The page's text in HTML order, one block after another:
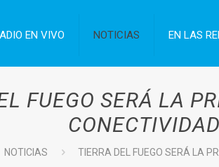
EN VIVO NOTICIAS EN LAS
FUEGO SERÁ LA
NOTICIAS TIERRA DEL FUEGO SERÁ LA